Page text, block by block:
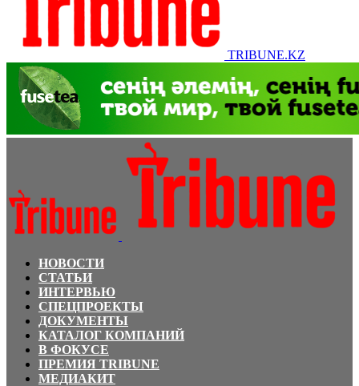
TRIBUNE.KZ
НОВОСТИ
СТАТЬИ
ИНТЕРВЬЮ
СПЕЦПРОЕКТЫ
ДОКУМЕНТЫ
КАТАЛОГ КОМПАНИЙ
В ФОКУСЕ
ПРЕМИЯ TRIBUNE
МЕДИАКИТ